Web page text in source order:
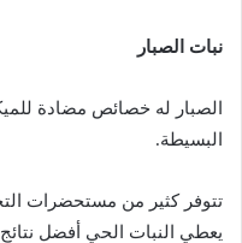
نبات الصبار
الصبار له خصائص مضادة
البسيطة.
تتوفر كثير من مستحضرات
يعطي النبات الحي أفضل